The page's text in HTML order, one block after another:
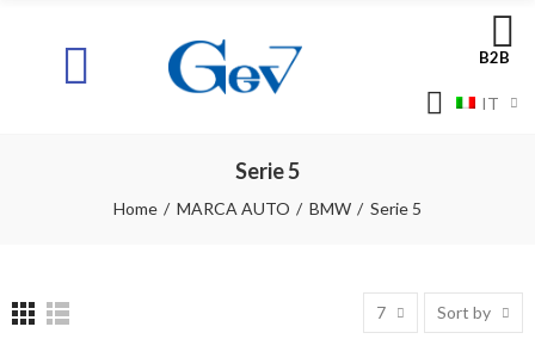
B2B
IT
Serie 5
Home MARCA AUTO BMW Serie 5
7 Sort by